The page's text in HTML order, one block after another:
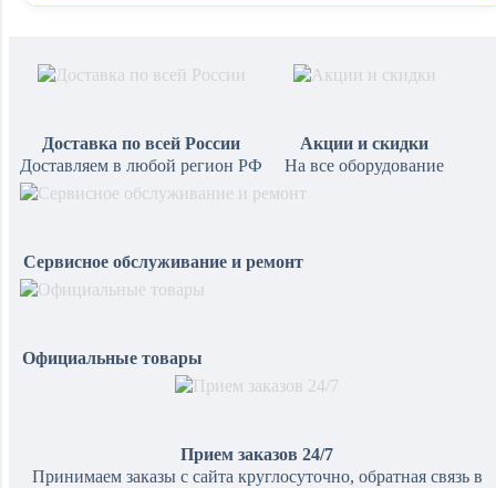
Доставка по всей России
Доставляем в любой регион РФ
Акции и скидки
На все оборудование
Сервисное обслуживание и ремонт
Официальные товары
Прием заказов 24/7
Принимаем заказы с сайта круглосуточно, обратная связь в